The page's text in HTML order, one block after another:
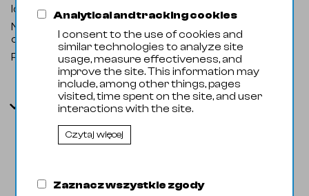
Identyfikator zewnętrzny
105914
Nazwa
oryginalna:
1.4301/7, MET, PN10
Producent: Domyślny
Parametry
Kod CN
Kod EAN 31109048
Analytical and tracking cookies
I consent to the use of cookies and
similar technologies to analyze site
usage, measure effectiveness, and
improve the site. This information may
include, among other things, pages
visited, time spent on the site, and user
interactions with the site.
Czytaj więcej
Zaznacz wszystkie zgody